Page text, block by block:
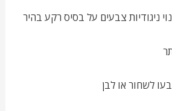
ניגודיות צבעים על בסיס רקע בהיר
לשחור או לבן